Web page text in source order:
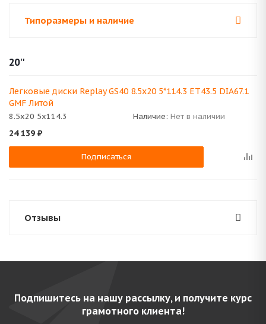
Типоразмеры и наличие
20''
Легковые диски Replay GS40 8.5x20 5*114.3 ET43.5 DIA67.1
GMF Литой
8.5x20 5x114.3 Наличие: Нет в наличии
24 139 ₽
Подписаться
Отзывы
Подпишитесь на нашу рассылку, и получите курс
грамотного клиента!